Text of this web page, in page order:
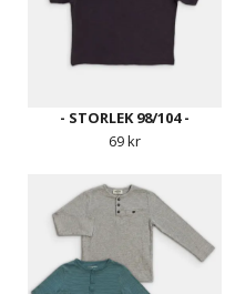
- STORLEK 98/104 -
69 kr